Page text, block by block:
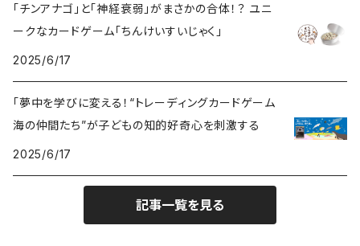
「チンアナゴ」と「神経衰弱」がまさかの合体！？ ユニ
ークなカードゲーム「ちんけいすいじゃく」
2025/6/17
「夢中を学びに変える！“トレーディングカードゲーム
海の仲間たち”が子どもの知的好奇心を刺激する
2025/6/17
記事一覧を見る